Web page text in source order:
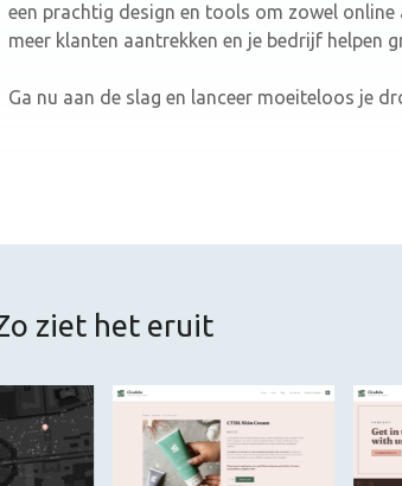
een prachtig design en tools om zowel
meer klanten aantrekken en je bedrijf helpen
Ga nu aan de slag en lanceer moeiteloos je
ziet het eruit